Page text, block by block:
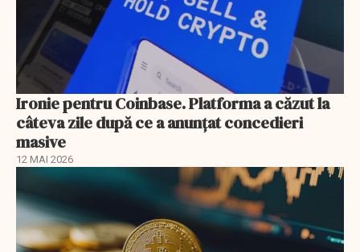
Ironie pentru Coinbase. Platforma a căzut la
câteva zile după ce a anunțat concedieri
masive
12 MAI 2026